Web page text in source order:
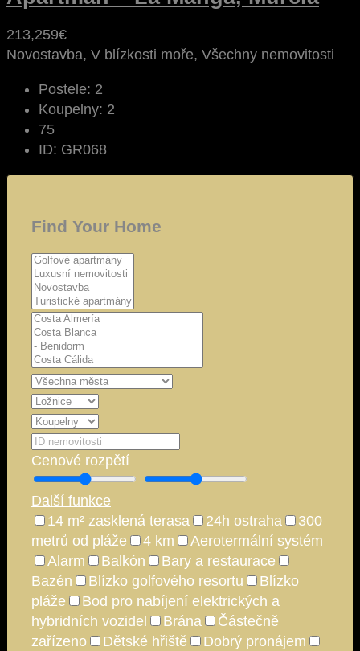
213,259€
Novostavba, V blízkosti moře, Všechny nemovitosti
Postele: 2
Koupelny: 2
75
ID: GR068
Find Your Home
Cenové rozpětí
Další funkce
14 m² zasklená terasa
24h ostraha
300
metrů od pláže
4 km
Aerotermální systém
Alarm
Balkón
Bary a restaurace
Bazén
Blízko golfového resortu
Blízko
pláže
Bod pro nabíjení elektrických a
hybridních vozidel
Brána
Částečně
zařízeno
Dětské hřiště
Dobrý pronájem